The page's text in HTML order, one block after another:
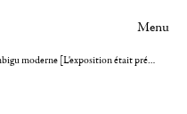
Menu
James Tissot. L'ambigu moderne [L'exposition était prévue du 23 mars-19 juillet 1020. Reportée en raison du Covid 19